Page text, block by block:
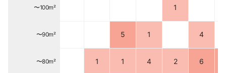
〜100m² 1
〜90m² 5 1 4
〜80m² 1 1 4 2 6